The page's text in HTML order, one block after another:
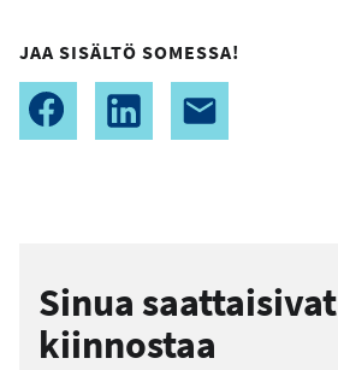
JAA SISÄLTÖ SOMESSA!
Sinua saattaisivat
kiinnostaa